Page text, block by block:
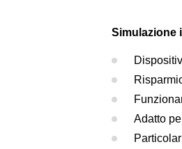
Simulazione
Adatto